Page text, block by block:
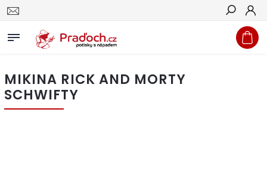
Hledat
MIKINA RICK AND MORTY
SCHWIFTY